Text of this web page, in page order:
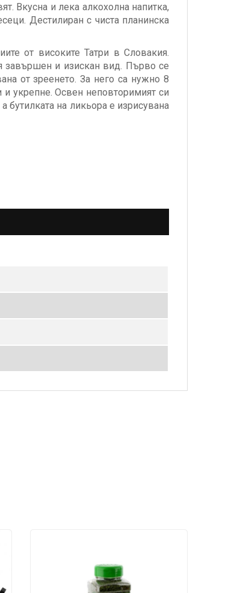
Вкусна и лека алкохолна напитка,
Дестилиран с чиста планинска
от високите Татри в Словакия.
завършен и изискан вид. Първо се
от зреенето. За него са нужно 8
и укрепне. Освен неповторимият си
бутилката на ликьора е изрисувана